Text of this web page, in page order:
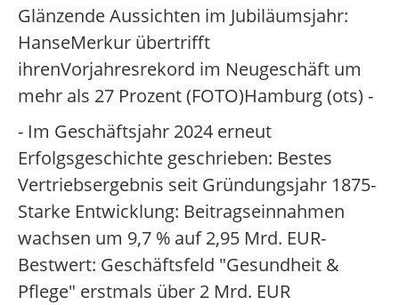
Glänzende Aussichten im Jubiläumsjahr:
HanseMerkur übertrifft
ihrenVorjahresrekord im Neugeschäft um
mehr als 27 Prozent (FOTO)Hamburg (ots) -
- Im Geschäftsjahr 2024 erneut
Erfolgsgeschichte geschrieben: Bestes
Vertriebsergebnis seit Gründungsjahr 1875-
Starke Entwicklung: Beitragseinnahmen
wachsen um 9,7 % auf 2,95 Mrd. EUR-
Bestwert: Geschäftsfeld "Gesundheit &
Pflege" erstmals über 2 Mrd. EUR